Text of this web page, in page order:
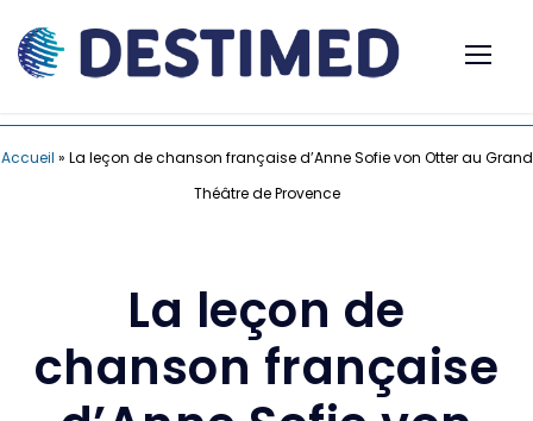
Accueil » La leçon de chanson française d’Anne Sofie von Otter au Grand
Théâtre de Provence
La leçon de
chanson française